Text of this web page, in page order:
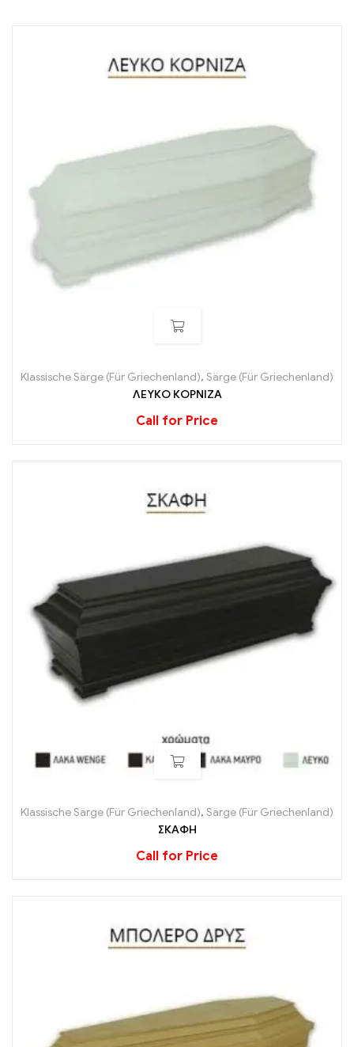
Klassische Särge (Für Griechenland), Särge (Für Griechenland)
ΛΕΥΚΟ ΚΟΡΝΙΖΑ
Call for Price
Klassische Särge (Für Griechenland), Särge (Für Griechenland)
ΣΚΑΦΗ
Call for Price